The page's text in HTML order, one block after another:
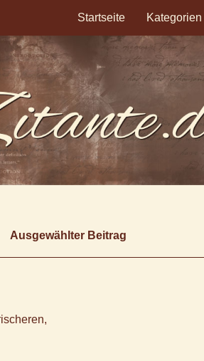
Startseite Kategorien
Ausgewählter Beitrag